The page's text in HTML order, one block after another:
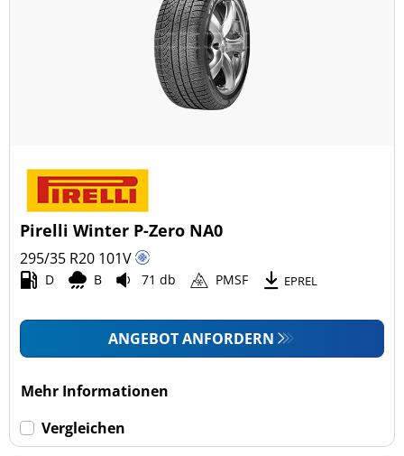
Pirelli Winter P-Zero NA0
295/35 R20 101V
D B 71 db PMSF EPREL
ANGEBOT ANFORDERN
Mehr Informationen
Vergleichen